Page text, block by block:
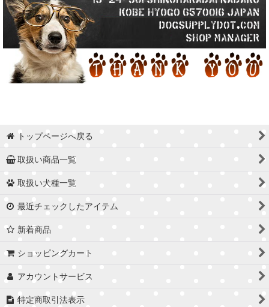
トップページへ戻る
取扱い商品一覧
取扱い犬種一覧
最近チェックしたアイテム
新着商品
ショッピングカート
アカウントサービス
特定商取引法表示